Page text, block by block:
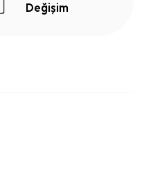
Değişim